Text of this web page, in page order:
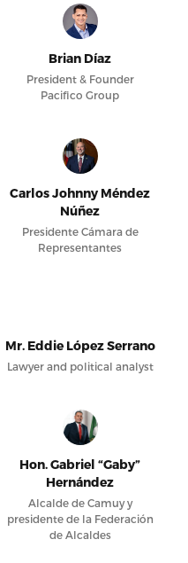
Brian Díaz
President & Founder
Pacifico Group
Carlos Johnny Méndez
Núñez
Presidente Cámara de
Representantes
Mr. Eddie López Serrano
Lawyer and political analyst
Hon. Gabriel “Gaby”
Hernández
Alcalde de Camuy y
presidente de la Federación
de Alcaldes